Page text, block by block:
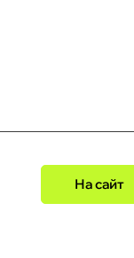
На сайт